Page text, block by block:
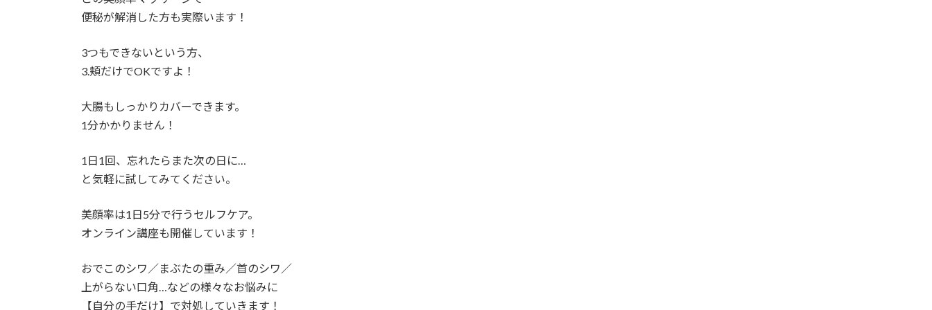
便秘が解消した方も実際います！
3つもできないという方、
3.頬だけでOKですよ！
大腸もしっかりカバーできます。
1分かかりません！
1日1回、忘れたらまた次の日に…
と気軽に試してみてください。
美顔率は1日5分で行うセルフケア。
オンライン講座も開催しています！
おでこのシワ／まぶたの重み／首のシワ／
上がらない口角…などの様々なお悩みに
【自分の手だけ】で対処していきます！